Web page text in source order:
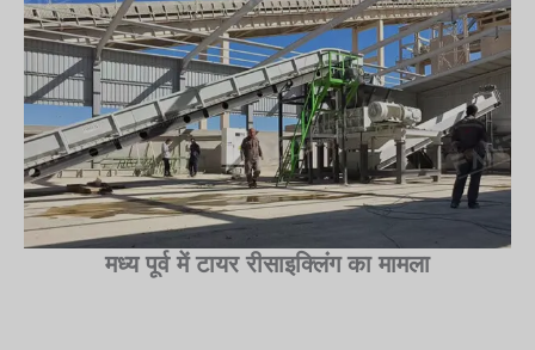
मध्य पूर्व में टायर रीसाइक्लिंग का मामला